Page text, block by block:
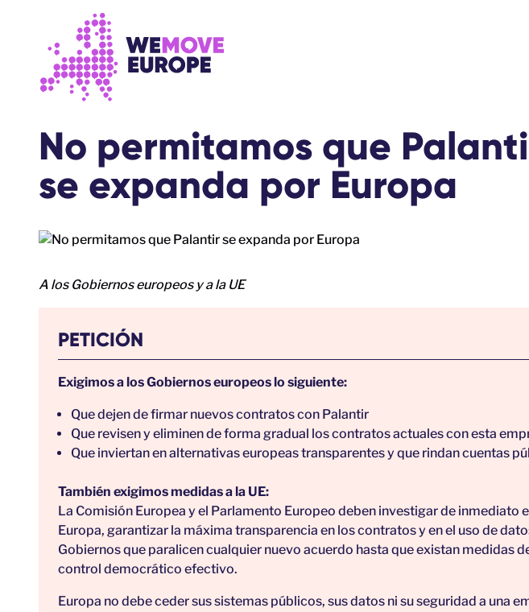
No permitamos que
se expanda por Europa
A los Gobiernos europeos y a la UE
PETICIÓN
Exigimos a los Gobiernos europeos lo siguiente:
Que dejen de firmar nuevos contratos con Palantir
Que revisen y eliminen de forma gradual los contratos actuales con esta
Que inviertan en alternativas europeas transparentes y que rindan cuentas
También exigimos medidas a la UE:
La Comisión Europea y el Parlamento Europeo deben investigar de inmediato
Europa, garantizar la máxima transparencia en los contratos y en el uso de
Gobiernos que paralicen cualquier nuevo acuerdo hasta que existan medidas
control democrático efectivo.
Europa no debe ceder sus sistemas públicos, sus datos ni su seguridad a una